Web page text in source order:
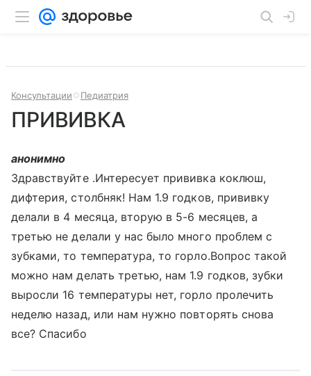
Консультации Педиатрия
ПРИВИВКА
анонимно
Здравствуйте .Интересует прививка коклюш,
дифтерия, столбняк! Нам 1.9 годков, прививку
делали в 4 месяца, вторую в 5-6 месяцев, а
третью не делали у нас было много проблем с
зубками, то температура, то горло.Вопрос такой
можно нам делать третью, нам 1.9 годков, зубки
выросли 16 температуры нет, горло пролечить
неделю назад, или нам нужно повторять снова
все? Спасибо